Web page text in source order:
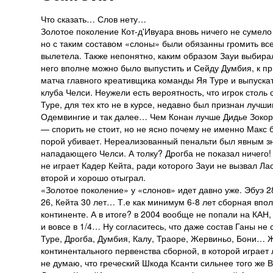
Что сказать… Слов нету…
Золотое поколение Кот-д'Ивуара вновь ничего не
но с таким составом «слоны» были обязанны громить
вылетела. Также непонятно, каким образом Зауи
него вполне можно было выпустить и Сейду Думбия, к
матча главного креативщика команды Яя Туре и
клуба Челси. Неужели есть вероятность, что игрок
Туре, для тех кто не в курсе, недавно был признан
Одемвингие и так далее… Чем Конан лучше Дидье
— спорить не стоит, но не ясно почему не именно Макс
порой убивает. Нереализованный пенальти был явным
нападающего Челси. А толку? Дрогба не показал
не играет Кадер Кейта, ради которого Зауи не вызвал
второй и хорошо отыграл.
«Золотое поколение» у «слонов» идет давно уже.
26, Кейта 30 лет… Т.е как минимум 6-8 лет сборная
континенте. А в итоге? в 2004 вообще не попали на
и вовсе в 1/4… Ну согласитесь, что даже состав Ганы
Туре, Дрогба, Думбия, Калу, Траоре, Жервиньо, Бони…
континентального первенства сборной, в которой
не думаю, что греческий Шкода Ксанти сильнее того же